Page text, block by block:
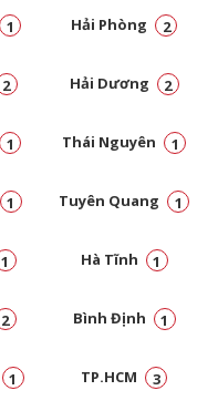
1 Hải Phòng 2
2 Hải Dương 2
1 Thái Nguyên 1
1 Tuyên Quang 1
1 Hà Tĩnh 1
2 Bình Định 1
1 TP.HCM 3